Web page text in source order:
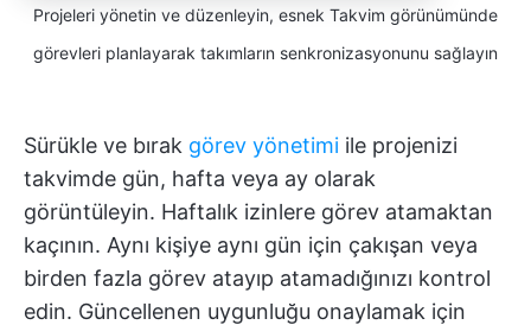
Projeleri yönetin ve düzenleyin, esnek Takvim görünümünde
görevleri planlayarak takımların senkronizasyonunu sağlayın
Sürükle ve bırak görev yönetimi ile projenizi
takvimde gün, hafta veya ay olarak
görüntüleyin. Haftalık izinlere görev atamaktan
kaçının. Aynı kişiye aynı gün için çakışan veya
birden fazla görev atayıp atamadığınızı kontrol
edin. Güncellenen uygunluğu onaylamak için